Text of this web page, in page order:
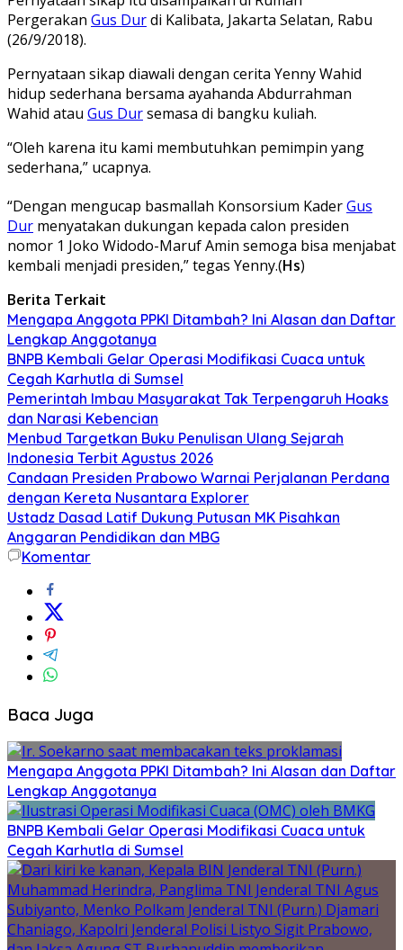
Pergerakan Gus Durdi Kalibata, Jakarta Selatan, Rabu
(26/9/2018).
Pernyataan sikap diawali dengan cerita Yenny Wahid
hidup sederhana bersama ayahanda Abdurrahman
Wahid atau Gus Dursemasa di bangku kuliah.
“Oleh karena itu kami membutuhkan pemimpin yang
sederhana,” ucapnya.
“Dengan mengucap basmallah Konsorsium KaderGus
Dur menyatakan dukungan kepada calon presiden
nomor 1 Joko Widodo-Maruf Amin semoga bisa menjabat
kembali menjadi presiden,” tegas Yenny.(Hs)
Berita Terkait
Mengapa Anggota PPKI Ditambah? Ini Alasan dan Daftar
Lengkap Anggotanya
BNPB Kembali Gelar Operasi Modifikasi Cuaca untuk
Cegah Karhutla di Sumsel
Pemerintah Imbau Masyarakat Tak Terpengaruh Hoaks
dan Narasi Kebencian
Menbud Targetkan Buku Penulisan Ulang Sejarah
Indonesia Terbit Agustus 2026
Candaan Presiden Prabowo Warnai Perjalanan Perdana
dengan Kereta Nusantara Explorer
Ustadz Dasad Latif Dukung Putusan MK Pisahkan
Anggaran Pendidikan dan MBG
Komentar
Baca Juga
Mengapa Anggota PPKI Ditambah? Ini Alasan dan Daftar
Lengkap Anggotanya
BNPB Kembali Gelar Operasi Modifikasi Cuaca untuk
Cegah Karhutla di Sumsel